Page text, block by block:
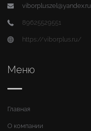
viborpluszel@yandex.ru
89625529551
https://viborplus.ru/
Меню
Главная
О компании